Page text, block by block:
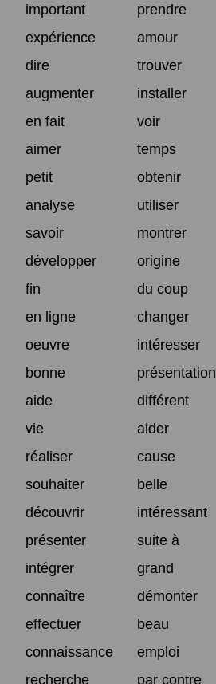
important
prendre
expérience
amour
dire
trouver
augmenter
installer
en fait
voir
aimer
temps
petit
obtenir
analyse
utiliser
savoir
montrer
développer
origine
fin
du coup
en ligne
changer
oeuvre
intéresser
bonne
présentation
aide
différent
vie
aider
réaliser
cause
souhaiter
belle
découvrir
intéressant
présenter
suite à
intégrer
grand
connaître
démonter
effectuer
beau
connaissance
emploi
recherche
par contre